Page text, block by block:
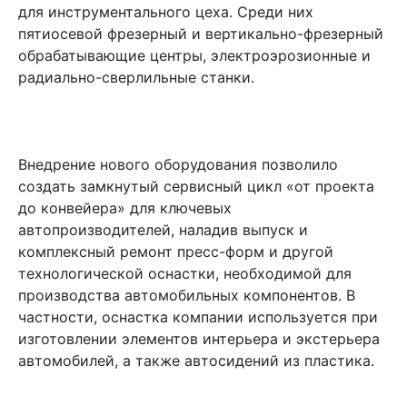
для инструментального цеха. Среди них
пятиосевой фрезерный и вертикально-фрезерный
обрабатывающие центры, электроэрозионные и
радиально-сверлильные станки.
Внедрение нового оборудования позволило
создать замкнутый сервисный цикл «от проекта
до конвейера» для ключевых
автопроизводителей, наладив выпуск и
комплексный ремонт пресс-форм и другой
технологической оснастки, необходимой для
производства автомобильных компонентов. В
частности, оснастка компании используется при
изготовлении элементов интерьера и экстерьера
автомобилей, а также автосидений из пластика.